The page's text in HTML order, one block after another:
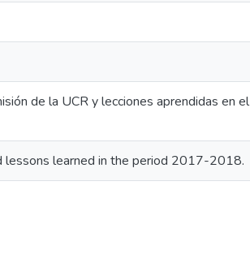
de la UCR y lecciones aprendidas en el
learned in the period 2017-2018.